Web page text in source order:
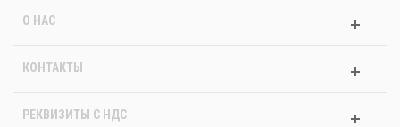
О НАС
КОНТАКТЫ
РЕКВИЗИТЫ C НДС